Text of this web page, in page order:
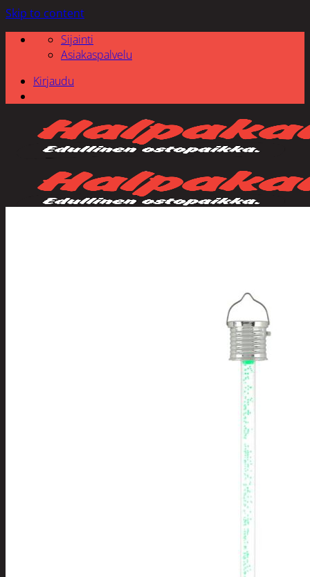
Skip to content
Sijainti
Asiakaspalvelu
Kirjaudu
Joulu- ja kausivalot
Eläimet ja
tontut
Kyntteliköt
Valoketjut ja
kuusenvalot
Joulukoristeet
Kranssit ja
asetelmat
Tontut ja
muut
Joulutekstiilit
Paketointi